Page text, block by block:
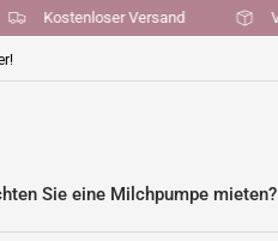
Kostenloser Versand
Sie eine Milchpumpe mieten?